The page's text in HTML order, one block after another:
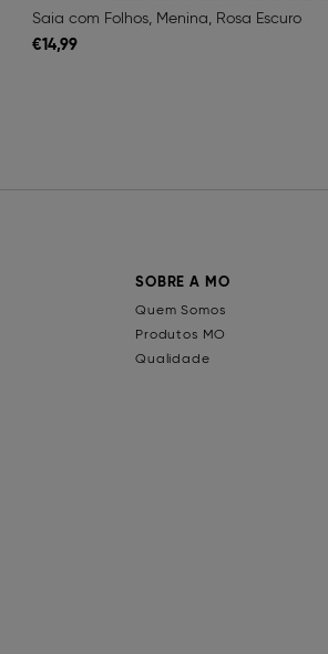
Saia com Folhos, Menina, Rosa Escuro
€14,99
SOBRE A MO
Quem Somos
Produtos MO
Qualidade